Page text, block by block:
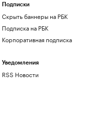
Подписки
Скрыть баннеры на РБК
Подписка на РБК
Корпоративная подписка
Уведомления
RSS Новости